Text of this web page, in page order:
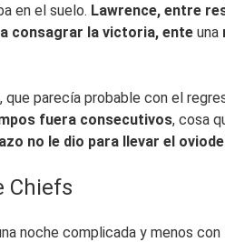
en el suelo. Lawrence, entre
consagrar la victoria, ente una
, que parecía probable con el
fuera consecutivos, cosa
no le dio para llevar el
Chiefs
noche complicada y menos con